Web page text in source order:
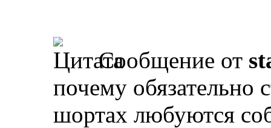
Сообщение от
почему обязательно
шортах любуются